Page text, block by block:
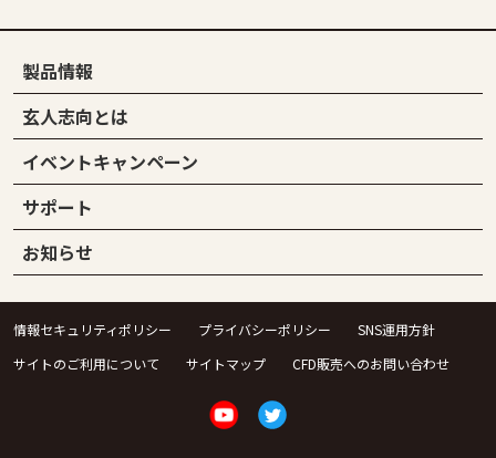
製品情報
玄人志向とは
イベントキャンペーン
サポート
お知らせ
情報セキュリティポリシー プライバシーポリシー
SNS運用方針
サイトのご利用について
サイトマップ CFD販売へのお問い合わせ